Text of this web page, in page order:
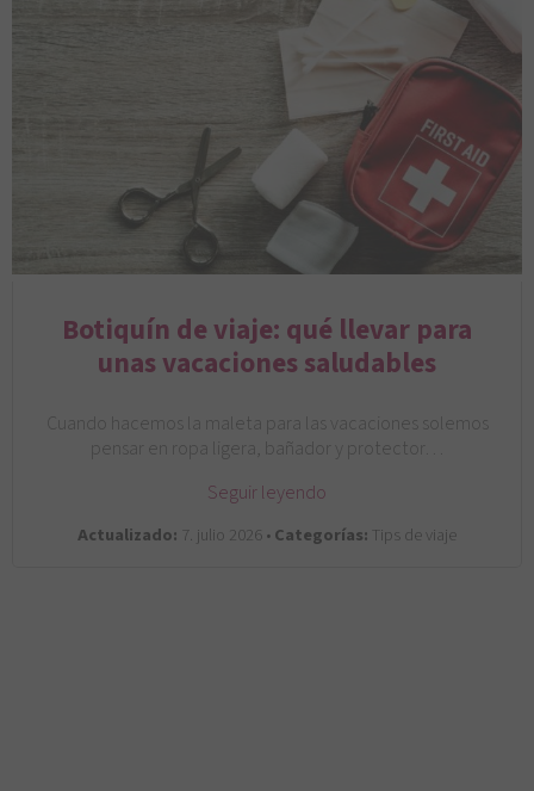
Botiquín de viaje: qué llevar para
unas vacaciones saludables
Cuando hacemos la maleta para las vacaciones solemos
pensar en ropa ligera, bañador y protector…
Seguir leyendo
Actualizado: 7. julio 2026 •Categorías: Tips de viaje